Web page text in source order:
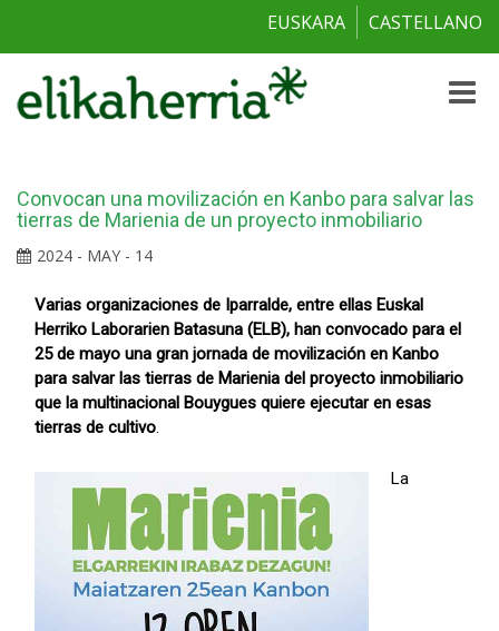
EUSKARA CASTELLANO
Toggle
Convocan una movilización en Kanbo para salvar las
tierras de Marienia de un proyecto inmobiliario
2024 - MAY - 14
Varias organizaciones de Iparralde, entre ellas Euskal
Herriko Laborarien Batasuna (ELB), han convocado para el
25 de mayo una gran jornada de movilización en Kanbo
para salvar las tierras de Marienia del proyecto inmobiliario
que la multinacional Bouygues quiere ejecutar en esas
tierras de cultivo.
La